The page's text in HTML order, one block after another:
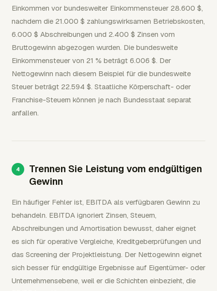
Einkommen vor bundesweiter Einkommensteuer 28.600 $,
nachdem die 21.000 $ zahlungswirksamen Betriebskosten,
6.000 $ Abschreibungen und 2.400 $ Zinsen vom
Bruttogewinn abgezogen wurden. Die bundesweite
Einkommensteuer von 21 % beträgt 6.006 $. Der
Nettogewinn nach diesem Beispiel für die bundesweite
Steuer beträgt 22.594 $. Staatliche Körperschaft- oder
Franchise-Steuern können je nach Bundesstaat separat
anfallen.
Trennen Sie Leistung vom endgültigen
Gewinn
Ein häufiger Fehler ist, EBITDA als verfügbaren Gewinn zu
behandeln. EBITDA ignoriert Zinsen, Steuern,
Abschreibungen und Amortisation bewusst, daher eignet
es sich für operative Vergleiche, Kreditgeberprüfungen und
das Screening der Projektleistung. Der Nettogewinn eignet
sich besser für endgültige Ergebnisse auf Eigentümer- oder
Unternehmensebene, weil er die Schichten einbezieht, die